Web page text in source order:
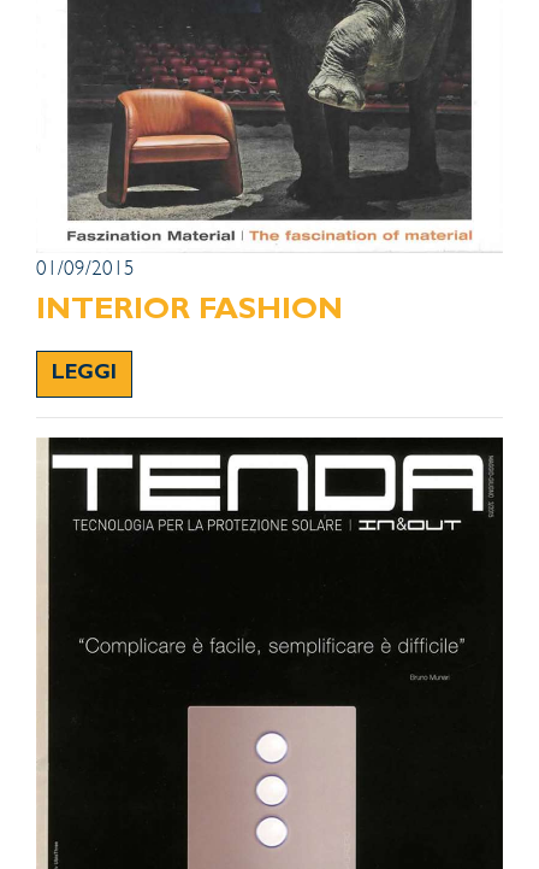
01/09/2015
INTERIOR FASHION
LEGGI